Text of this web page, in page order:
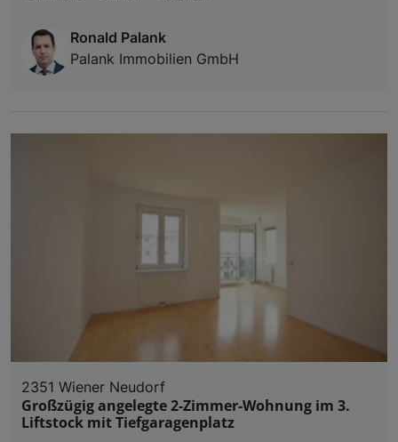
Ronald Palank
Palank Immobilien GmbH
2351 Wiener Neudorf
Großzügig angelegte 2-Zimmer-Wohnung im 3.
Liftstock mit Tiefgaragenplatz